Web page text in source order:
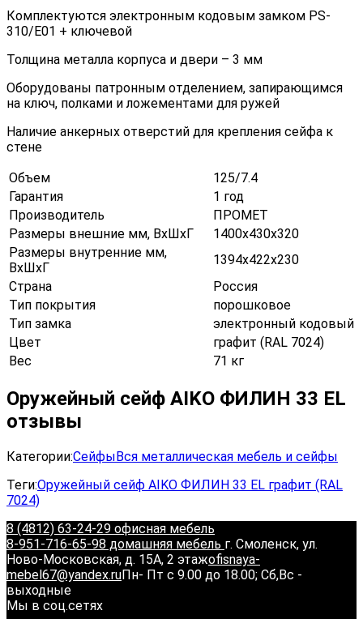
Комплектуются электронным кодовым замком PS-
310/E01 + ключевой
Толщина металла корпуса и двери – 3 мм
Оборудованы патронным отделением, запирающимся
на ключ, полками и ложементами для ружей
Наличие анкерных отверстий для крепления сейфа к
стене
Объем
125/7.4
Гарантия
1 год
Производитель
ПРОМЕТ
Размеры внешние мм, ВхШхГ
1400х430х320
Размеры внутренние мм,
ВхШхГ
1394х422х230
Страна
Россия
Тип покрытия
порошковое
Тип замка
электронный кодовый
Цвет
графит (RAL 7024)
Вес
71 кг
Оружейный сейф AIKO ФИЛИН 33 EL
отзывы
Категории:СейфыВся металлическая мебель и сейфы
Теги:Оружейный сейф AIKO ФИЛИН 33 EL графит (RAL
7024)
8 (4812) 63-24-29 офисная мебель
8-951-716-65-98 домашняя мебель г. Смоленск, ул.
Ново-Московская, д. 15А, 2 этажofisnaya-
mebel67@yandex.ruПн- Пт с 9.00 до 18.00; Сб,Вс -
выходные
Мы в соц.сетях